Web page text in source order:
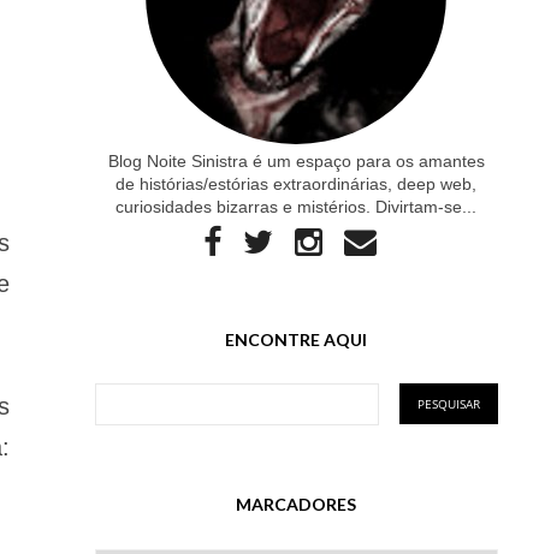
Blog Noite Sinistra é um espaço para os amantes
de histórias/estórias extraordinárias, deep web,
curiosidades bizarras e mistérios. Divirtam-se...
ENCONTRE AQUI
MARCADORES